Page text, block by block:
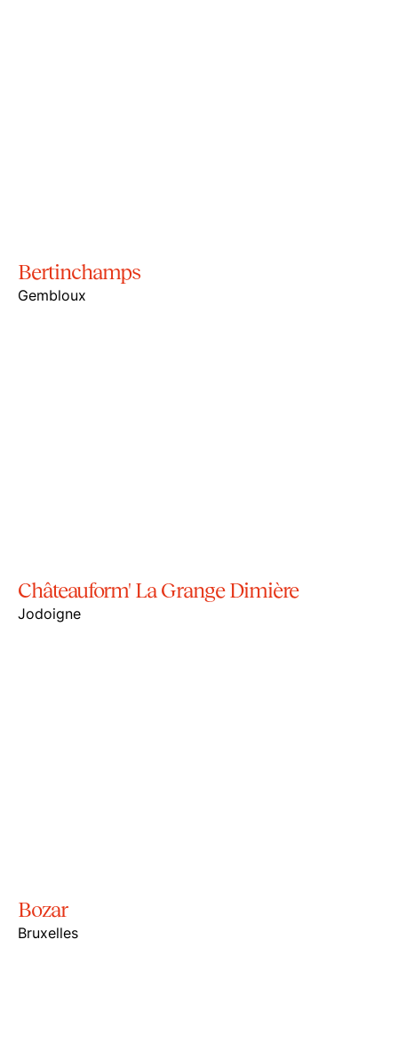
Bertinchamps
Gembloux
Châteauform' La Grange Dimière
Jodoigne
Bozar
Bruxelles